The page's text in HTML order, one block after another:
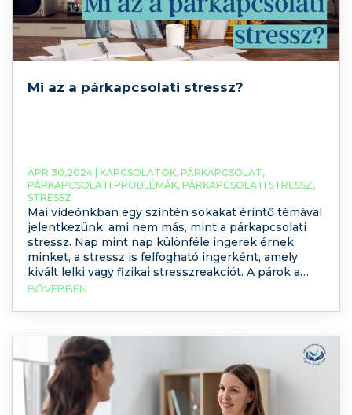
Mi az a párkapcsolati stressz?
ÁPR 30,2024 | KAPCSOLATOK, PÁRKAPCSOLAT,
PÁRKAPCSOLATI PROBLÉMÁK, PÁRKAPCSOLATI STRESSZ,
STRESSZ
Mai videónkban egy szintén sokakat érintő témával
jelentkezünk, ami nem más, mint a párkapcsolati
stressz. Nap mint nap különféle ingerek érnek
minket, a stressz is felfogható ingerként, amely
kivált lelki vagy fizikai stresszreakciót. A párok a
hétköznapok során is különféle stresszforrásokkal
kommunikációra és a házassági elégedettségre.
BŐVEBBEN